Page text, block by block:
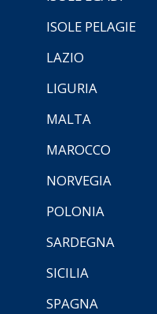
ISOLE PELAGIE
LAZIO
LIGURIA
MALTA
MAROCCO
NORVEGIA
POLONIA
SARDEGNA
SICILIA
SPAGNA